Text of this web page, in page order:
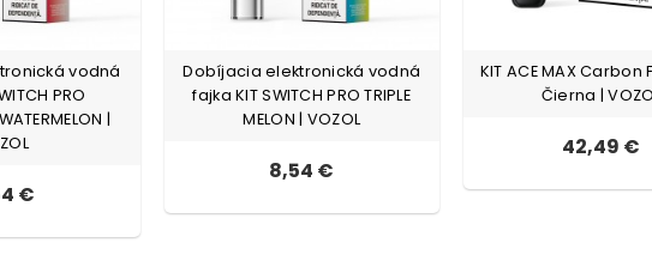
vodná
PRO
|
€
Dobíjacia elektronická vodná
fajka KIT SWITCH PRO TRIPLE
MELON | VOZOL
8,54 €
KIT ACE MAX Carbon
Čierna |
42,49 €